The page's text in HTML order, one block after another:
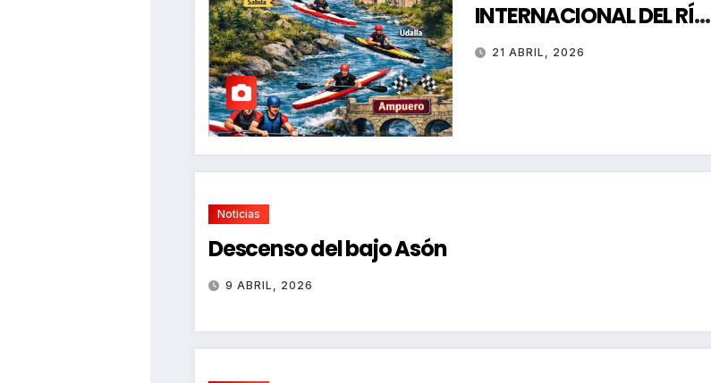
INTERNACIONAL DEL RÍO
ASÓN
21 ABRIL, 2026
Noticias
Descenso del bajo Asón
9 ABRIL, 2026